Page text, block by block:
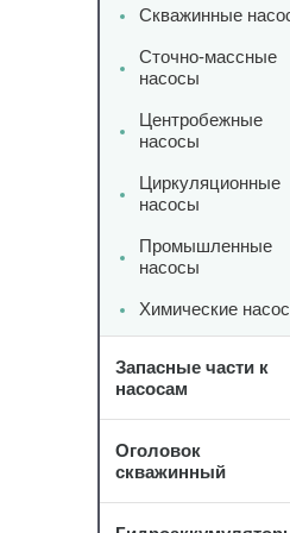
Скважинные
Сточно-массные
насосы
Центробежные
насосы
Циркуляционные
насосы
Промышленные
насосы
Химические
Запасные части к
насосам
Оголовок
скважинный